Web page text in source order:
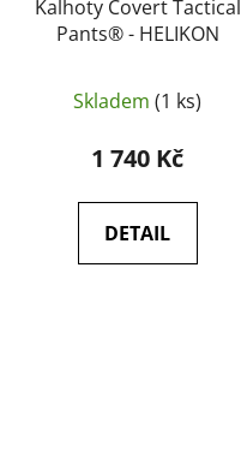
Kalhoty Covert Tactical
Pants® - HELIKON
Skladem (1 ks)
1 740 Kč
DETAIL